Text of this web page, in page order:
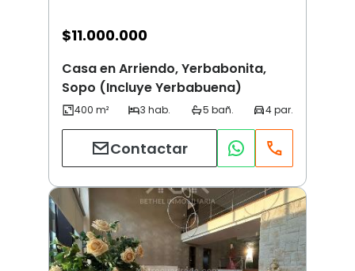
$11.000.000
Casa en Arriendo, Yerbabonita,
Sopo (Incluye Yerbabuena)
Contactar